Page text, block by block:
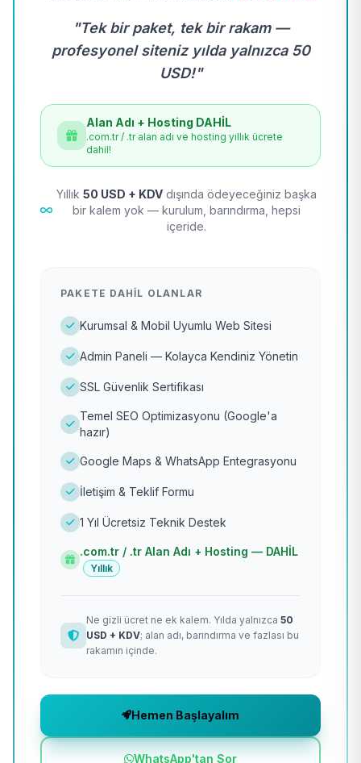
"Tek bir paket, tek bir rakam —
profesyonel siteniz yılda yalnızca 50
USD!"
Alan Adı + Hosting DAHİL
.com.tr / .tr alan adı ve hosting yıllık ücrete
dahil!
Yıllık 50 USD + KDV dışında ödeyeceğiniz başka
bir kalem yok — kurulum, barındırma, hepsi
içeride.
PAKETE DAHIL OLANLAR
Kurumsal & Mobil Uyumlu Web Sitesi
Admin Paneli — Kolayca Kendiniz Yönetin
SSL Güvenlik Sertifikası
Temel SEO Optimizasyonu (Google'a
hazır)
Google Maps & WhatsApp Entegrasyonu
İletişim & Teklif Formu
1 Yıl Ücretsiz Teknik Destek
.com.tr / .tr Alan Adı + Hosting — DAHİL
Yıllık
Ne gizli ücret ne ek kalem. Yılda yalnızca 50
USD + KDV; alan adı, barındırma ve fazlası bu
rakamın içinde.
Hemen Başlayalım
WhatsApp'tan Sor